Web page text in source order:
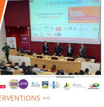
<<